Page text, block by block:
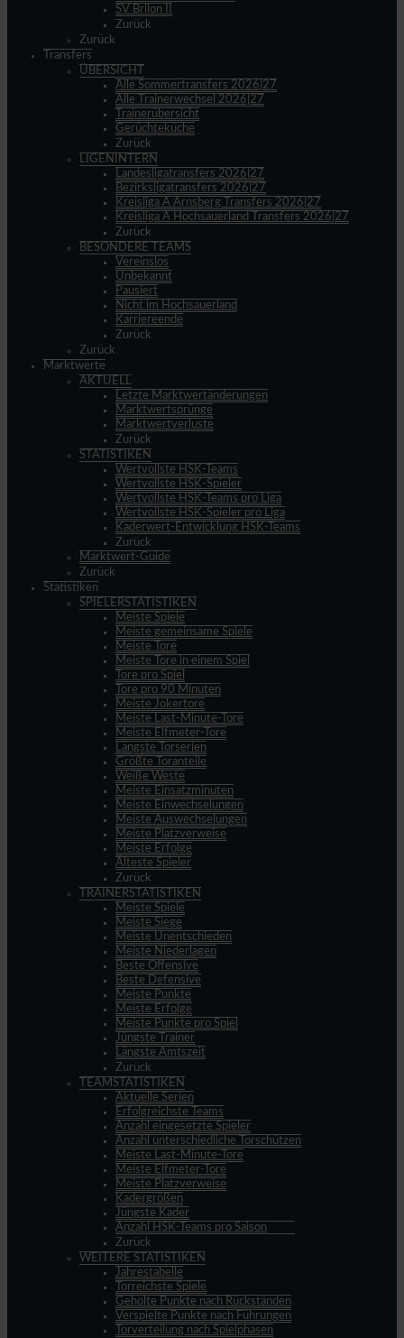
SV Brilon II
Zurück
Zurück
Transfers
ÜBERSICHT
Alle Sommertransfers 2026|27
Alle Trainerwechsel 2026|27
Trainerübersicht
Gerüchteküche
Zurück
LIGENINTERN
Landesligatransfers 2026|27
Bezirksligatransfers 2026|27
Kreisliga A Arnsberg Transfers 2026|27
Kreisliga A Hochsauerland Transfers 2026|27
Zurück
BESONDERE TEAMS
Vereinslos
Unbekannt
Pausiert
Nicht im Hochsauerland
Karriereende
Zurück
Zurück
Marktwerte
AKTUELL
Letzte Marktwertänderungen
Marktwertsprünge
Marktwertverluste
Zurück
STATISTIKEN
Wertvollste HSK-Teams
Wertvollste HSK-Spieler
Wertvollste HSK-Teams pro Liga
Wertvollste HSK-Spieler pro Liga
Kaderwert-Entwicklung HSK-Teams
Zurück
Marktwert-Guide
Zurück
Statistiken
SPIELERSTATISTIKEN
Meiste Spiele
Meiste gemeinsame Spiele
Meiste Tore
Meiste Tore in einem Spiel
Tore pro Spiel
Tore pro 90 Minuten
Meiste Jokertore
Meiste Last-Minute-Tore
Meiste Elfmeter-Tore
Längste Torserien
Größte Toranteile
Weiße Weste
Meiste Einsatzminuten
Meiste Einwechselungen
Meiste Auswechselungen
Meiste Platzverweise
Meiste Erfolge
Älteste Spieler
Zurück
TRAINERSTATISTIKEN
Meiste Spiele
Meiste Siege
Meiste Unentschieden
Meiste Niederlagen
Beste Offensive
Beste Defensive
Meiste Punkte
Meiste Erfolge
Meiste Punkte pro Spiel
Jüngste Trainer
Längste Amtszeit
Zurück
TEAMSTATISTIKEN
Aktuelle Serien
Erfolgreichste Teams
Anzahl eingesetzte Spieler
Anzahl unterschiedliche Torschützen
Meiste Last-Minute-Tore
Meiste Elfmeter-Tore
Meiste Platzverweise
Kadergrößen
Jüngste Kader
Anzahl HSK-Teams pro Saison
Zurück
WEITERE STATISTIKEN
Jahrestabelle
Torreichste Spiele
Geholte Punkte nach Rückständen
Verspielte Punkte nach Führungen
Torverteilung nach Spielphasen